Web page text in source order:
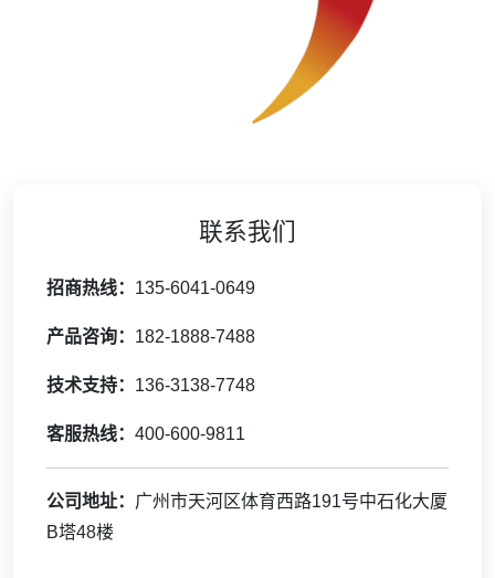
联系我们
招商热线： 135-6041-0649
产品咨询： 182-1888-7488
技术支持： 136-3138-7748
客服热线： 400-600-9811
公司地址： 广州市天河区体育西路191号中石化大厦
B塔48楼